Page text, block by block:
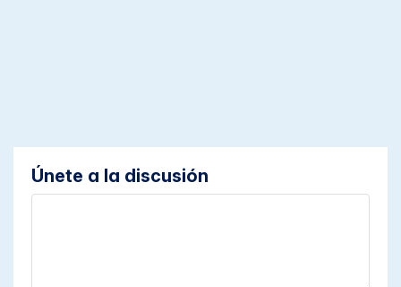
Únete a la discusión